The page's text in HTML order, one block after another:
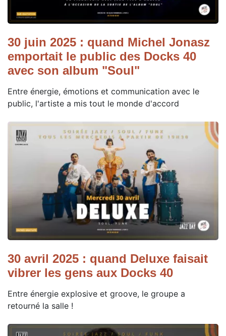
30 juin 2025 : quand Michel Jonasz
emportait le public des Docks 40
avec son album "Soul"
Entre énergie, émotions et communication avec le
public, l'artiste a mis tout le monde d'accord
30 avril 2025 : quand Deluxe faisait
vibrer les gens aux Docks 40
Entre énergie explosive et groove, le groupe a
retourné la salle !